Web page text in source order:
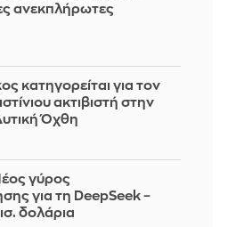
ανεκπλήρωτες
κατηγορείται για τον
ακτιβιστή στην
Όχθη
γύρος
για τη DeepSeek –
δολάρια